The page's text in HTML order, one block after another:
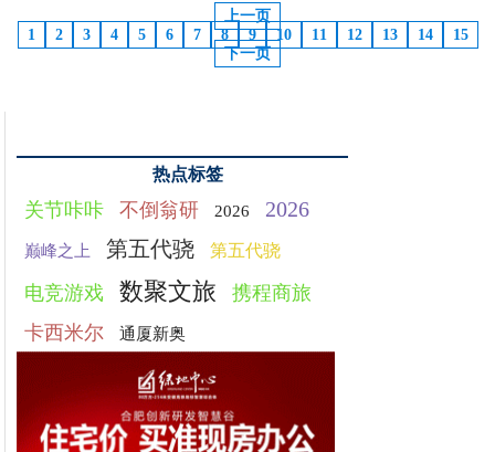
上一页
1
2 3 4 5 6 7 8 9 10 11 12 13 14
15
下一页
热点标签
关节咔咔 不倒翁研 2026 2026
巅峰之上 第五代骁 第五代骁
电竞游戏 数聚文旅
携程商旅
卡西米尔
通厦新奥